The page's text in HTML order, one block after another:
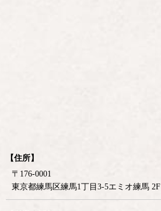
【住所】
〒176-0001
東京都練馬区練馬1丁目3-5エミオ練馬 2F